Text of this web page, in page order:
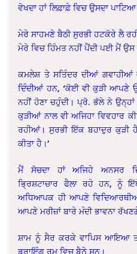
ਵੇਖਦਾ ਹਾਂ ਲਿਫ਼ਾਫ਼ੇ ਵਿਚ ਉਸਦਾ
ਮੇਰੇ ਸਾਹਮਣੇ ਬੈਠੀ ਸੁਰਭੀ ਹਟਕੋਰੇ ਲੈ
ਮੇਰੇ ਵਿਚ ਹਿੰਮਤ ਨਹੀਂ ਪੈਂਦੀ ਪਈ ਮੈਂ
ਕਮਲੇਸ਼ ਤੇ ਸਤਿੰਦਰ ਦੀਆਂ ਗਵਾਹੀਆਂ
ਦਿੰਦੀਆਂ ਹਨ, ‘ਕੋਈ ਵੀ ਕੁੜੀ ਆਪਣੇ
ਨਹੀਂ ਹੋਣਾ ਚਹੁੰਦੀ। ਪ੍ਰੋ. ਭੱਲੇ ਨੇ
ਕੁੜੀਆਂ ਨਾਲ ਵੀ ਅਜਿਹਾ ਵਿਵਹਾਰ
ਰਹੀਆਂ। ਸੁਰਭੀ ਇੱਕ ਬਹਾਦੁਰ ਕੁੜੀ ਹੈ
ਕੀਤਾ ਹੈ।’
ਮੈਂ ਸੋਚਦਾ ਹਾਂ ਅਜਿਹੇ ਅਨਸਰ
ਭ੍ਰਿਸ਼ਟਾਚਾਰ ਫੈਲਾ ਰਹੇ ਹਨ, ਨੂੰ
ਅਧਿਆਪਕ ਹੀ ਆਪਣੇ
ਆਪਣੇ ਮਰੀਜ਼ਾਂ ਬਾਰੇ ਮੰਦੀ ਭਾਵਨਾ
ਸ਼ਾਮ ਨੂੰ ਸੈਰ ਕਰਕੇ ਵਾਪਿਸ ਆਇਆ
ਡਰਾਇੰਗ ਰੂਮ ਵਿਚ ਬੈਠੇ ਸਨ।